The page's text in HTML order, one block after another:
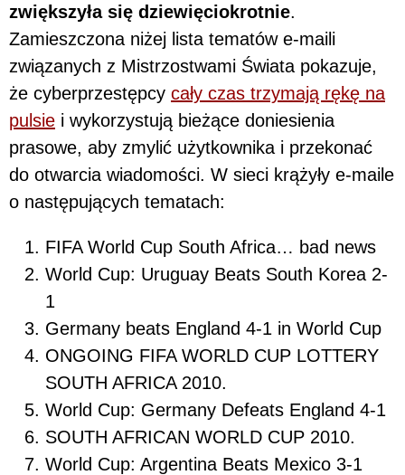
zwiększyła się dziewięciokrotnie.
Zamieszczona niżej lista tematów e-maili
związanych z Mistrzostwami Świata pokazuje,
że cyberprzestępcy cały czas trzymają rękę na
pulsie i wykorzystują bieżące doniesienia
prasowe, aby zmylić użytkownika i przekonać
do otwarcia wiadomości. W sieci krążyły e-maile
o następujących tematach:
FIFA World Cup South Africa… bad news
World Cup: Uruguay Beats South Korea 2-
1
Germany beats England 4-1 in World Cup
ONGOING FIFA WORLD CUP LOTTERY
SOUTH AFRICA 2010.
World Cup: Germany Defeats England 4-1
SOUTH AFRICAN WORLD CUP 2010.
World Cup: Argentina Beats Mexico 3-1